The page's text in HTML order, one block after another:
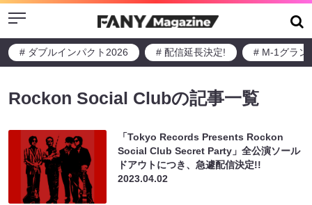
Menu
# ダブルインパクト2026 # 配信延長決定! # M-1グラン
Rockon Social Clubの記事一覧
「Tokyo Records Presents Rockon
Social Club Secret Party」全公演ソール
ドアウトにつき、急遽配信決定!!
2023.04.02